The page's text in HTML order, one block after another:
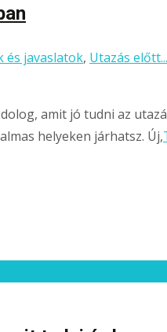
és javaslatok, Utazás előtt...
amit jó tudni az
helyeken járhatsz. Új,